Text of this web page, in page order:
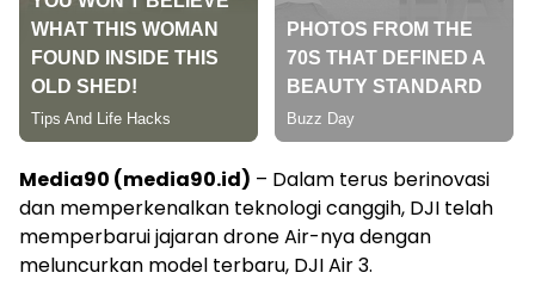
Media90 (media90.id) – Dalam terus berinovasi
dan memperkenalkan teknologi canggih, DJI telah
memperbarui jajaran drone Air-nya dengan
meluncurkan model terbaru, DJI Air 3.